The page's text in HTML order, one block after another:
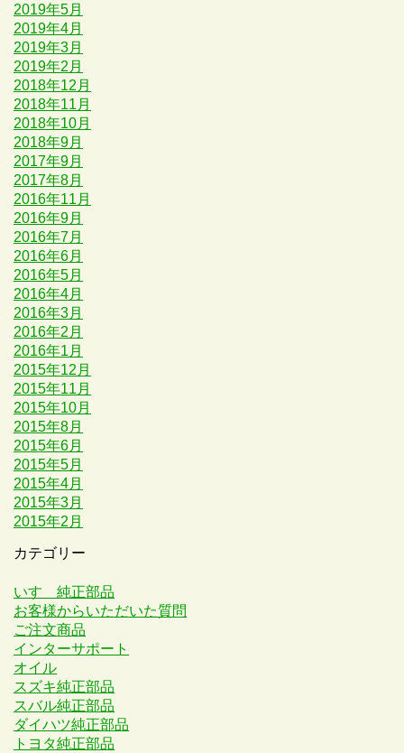
2019年5月
2019年4月
2019年3月
2019年2月
2018年12月
2018年11月
2018年10月
2018年9月
2017年9月
2017年8月
2016年11月
2016年9月
2016年7月
2016年6月
2016年5月
2016年4月
2016年3月
2016年2月
2016年1月
2015年12月
2015年11月
2015年10月
2015年8月
2015年6月
2015年5月
2015年4月
2015年3月
2015年2月
カテゴリー
いすゞ純正部品
お客様からいただいた質問
ご注文商品
インターサポート
オイル
スズキ純正部品
スバル純正部品
ダイハツ純正部品
トヨタ純正部品